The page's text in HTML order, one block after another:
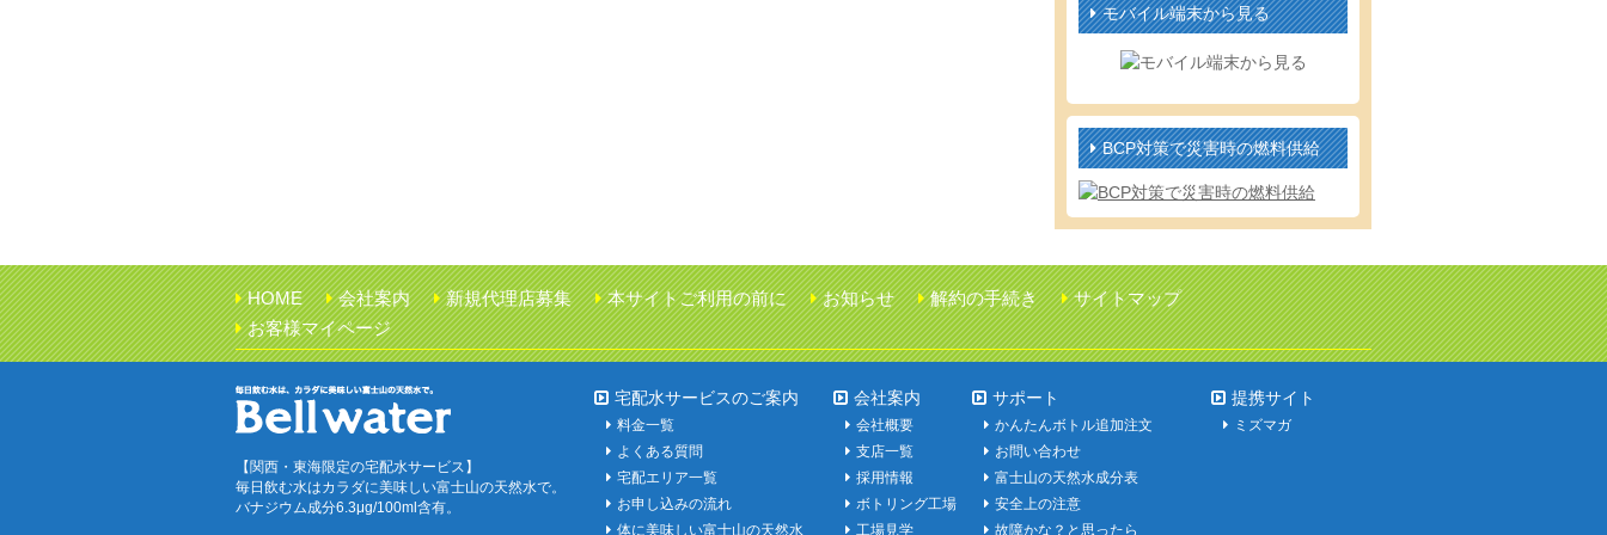
モバイル端末から見る
BCP対策で災害時の燃料供給
HOME 会社案内 新規代理店募集 本サイトご利用の前に お知らせ 解約の手続き
サイトマップ
お客様マイページ
【関西・東海限定の宅配水サービス】
毎日飲む水はカラダに美味しい富士山の天然水で。
バナジウム成分6.3μg/100ml含有。
宅配水サービスのご案内
料金一覧
よくある質問
宅配エリア一覧
お申し込みの流れ
体に美味しい富士山の天然水
会社案内
会社概要
支店一覧
採用情報
ボトリング工場
工場見学
サポート
かんたんボトル追加注文
お問い合わせ
富士山の天然水成分表
安全上の注意
故障かな？と思ったら
提携サイト
ミズマガ